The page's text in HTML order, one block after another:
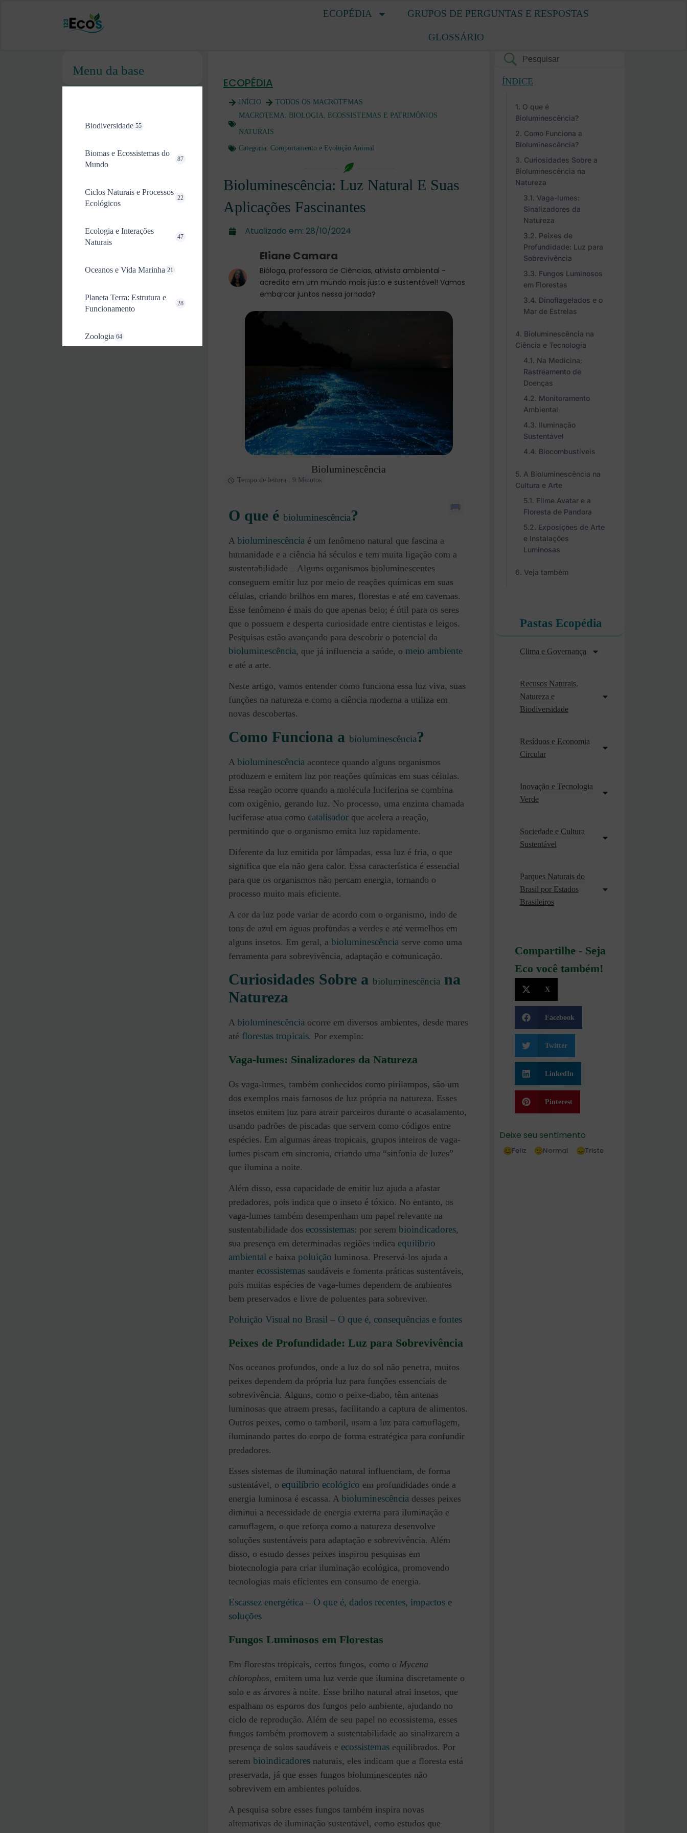
ECOPÉDIA GRUPOS DE PERGUNTAS E RESPOSTAS
GLOSSÁRIO
Menu da base
Biodiversidade 55
Biomas e Ecossistemas do
Mundo
87
Ciclos Naturais e Processos
Ecológicos
22
Ecologia e Interações
Naturais
47
Oceanos e Vida Marinha 21
Planeta Terra: Estrutura e
Funcionamento
28
Zoologia 64
ECOPÉDIA
INÍCIO
TODOS OS MACROTEMAS
MACROTEMA: BIOLOGIA, ECOSSISTEMAS E PATRIMÔNIOS
NATURAIS
Categoria: Comportamento e Evolução Animal
Bioluminescência: Luz Natural E Suas
Aplicações Fascinantes
Atualizado em: 28/10/2024
Eliane Camara
Bióloga, professora de Ciências, ativista ambiental -
acredito em um mundo mais justo e sustentável! Vamos
embarcar juntos nessa jornada?
Bioluminescência
Tempo de leitura : 9 Minutos
O que é bioluminescência?
A bioluminescência é um fenômeno natural que fascina a
humanidade e a ciência há séculos e tem muita ligação com a
sustentabilidade – Alguns organismos bioluminescentes
conseguem emitir luz por meio de reações químicas em suas
células, criando brilhos em mares, florestas e até em cavernas.
Esse fenômeno é mais do que apenas belo; é útil para os seres
que o possuem e desperta curiosidade entre cientistas e leigos.
Pesquisas estão avançando para descobrir o potencial da
bioluminescência, que já influencia a saúde, o meio ambiente
e até a arte.
Neste artigo, vamos entender como funciona essa luz viva, suas
funções na natureza e como a ciência moderna a utiliza em
novas descobertas.
Como Funciona a bioluminescência?
A bioluminescência acontece quando alguns organismos
produzem e emitem luz por reações químicas em suas células.
Essa reação ocorre quando a molécula luciferina se combina
com oxigênio, gerando luz. No processo, uma enzima chamada
luciferase atua como catalisador que acelera a reação,
permitindo que o organismo emita luz rapidamente.
Diferente da luz emitida por lâmpadas, essa luz é fria, o que
significa que ela não gera calor. Essa característica é essencial
para que os organismos não percam energia, tornando o
processo muito mais eficiente.
A cor da luz pode variar de acordo com o organismo, indo de
tons de azul em águas profundas a verdes e até vermelhos em
alguns insetos. Em geral, a bioluminescência serve como uma
ferramenta para sobrevivência, adaptação e comunicação.
Curiosidades Sobre a bioluminescência na
Natureza
A bioluminescência ocorre em diversos ambientes, desde mares
até florestas tropicais. Por exemplo:
Vaga-lumes: Sinalizadores da Natureza
Os vaga-lumes, também conhecidos como pirilampos, são um
dos exemplos mais famosos de luz própria na natureza. Esses
insetos emitem luz para atrair parceiros durante o acasalamento,
usando padrões de piscadas que servem como códigos entre
espécies. Em algumas áreas tropicais, grupos inteiros de vaga-
lumes piscam em sincronia, criando uma “sinfonia de luzes”
que ilumina a noite.
Além disso, essa capacidade de emitir luz ajuda a afastar
predadores, pois indica que o inseto é tóxico. No entanto, os
vaga-lumes também desempenham um papel relevante na
sustentabilidade dos ecossistemas: por serem bioindicadores,
sua presença em determinadas regiões indica equilíbrio
ambiental e baixa poluição luminosa. Preservá-los ajuda a
manter ecossistemas saudáveis e fomenta práticas sustentáveis,
pois muitas espécies de vaga-lumes dependem de ambientes
bem preservados e livre de poluentes para sobreviver.
Poluição Visual no Brasil – O que é, consequências e fontes
Peixes de Profundidade: Luz para Sobrevivência
Nos oceanos profundos, onde a luz do sol não penetra, muitos
peixes dependem da própria luz para funções essenciais de
sobrevivência. Alguns, como o peixe-diabo, têm antenas
luminosas que atraem presas, facilitando a captura de alimentos.
Outros peixes, como o tamboril, usam a luz para camuflagem,
iluminando partes do corpo de forma estratégica para confundir
predadores.
Esses sistemas de iluminação natural influenciam, de forma
sustentável, o equilíbrio ecológico em profundidades onde a
energia luminosa é escassa. A bioluminescência desses peixes
diminui a necessidade de energia externa para iluminação e
camuflagem, o que reforça como a natureza desenvolve
soluções sustentáveis para adaptação e sobrevivência. Além
disso, o estudo desses peixes inspirou pesquisas em
biotecnologia para criar iluminação ecológica, promovendo
tecnologias mais eficientes em consumo de energia.
Escassez energética – O que é, dados recentes, impactos e
soluções
Fungos Luminosos em Florestas
Em florestas tropicais, certos fungos, como o Mycena
chlorophos, emitem uma luz verde que ilumina discretamente o
solo e as árvores à noite. Esse brilho natural atrai insetos, que
espalham os esporos dos fungos pelo ambiente, ajudando no
ciclo de reprodução. Além de seu papel no ecossistema, esses
fungos também promovem a sustentabilidade ao sinalizarem a
presença de solos saudáveis e ecossistemas equilibrados. Por
serem bioindicadores naturais, eles indicam que a floresta está
preservada, já que esses fungos bioluminescentes não
sobrevivem em ambientes poluídos.
A pesquisa sobre esses fungos também inspira novas
alternativas de iluminação sustentável, como estudos que
ÍNDICE
O que é
Bioluminescência?
Como Funciona a
Bioluminescência?
Curiosidades Sobre a
Bioluminescência na
Natureza
Vaga-lumes:
Sinalizadores da
Natureza
Peixes de
Profundidade: Luz para
Sobrevivência
Fungos Luminosos
em Florestas
Dinoflagelados e o
Mar de Estrelas
Bioluminescência na
Ciência e Tecnologia
Na Medicina:
Rastreamento de
Doenças
Monitoramento
Ambiental
Iluminação
Sustentável
Biocombustíveis
A Bioluminescência na
Cultura e Arte
Filme Avatar e a
Floresta de Pandora
Exposições de Arte
e Instalações
Luminosas
Veja também
Pastas Ecopédia
Clima e Governança
Recusos Naturais,
Natureza e
Biodiversidade
Resíduos e Economia
Circular
Inovação e Tecnologia
Verde
Sociedade e Cultura
Sustentável
Parques Naturais do
Brasil por Estados
Brasileiros
Compartilhe - Seja
Eco você também!
X
Facebook
Twitter
LinkedIn
Pinterest
Deixe seu sentimento
Feliz Normal Triste